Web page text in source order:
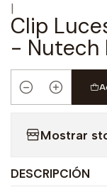
|
Clip
- Nutech
Cantidad
Mostrar
DESCRIPCIÓN